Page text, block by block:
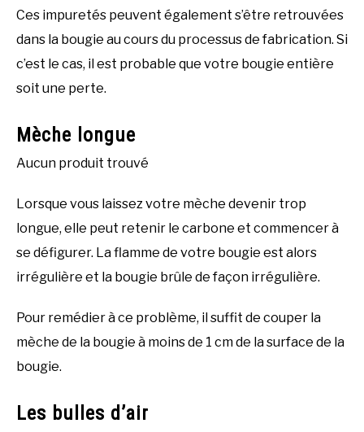
Ces impuretés peuvent également s’être retrouvées
dans la bougie au cours du processus de fabrication. Si
c’est le cas, il est probable que votre bougie entière
soit une perte.
Mèche longue
Aucun produit trouvé
Lorsque vous laissez votre mèche devenir trop
longue, elle peut retenir le carbone et commencer à
se défigurer. La flamme de votre bougie est alors
irrégulière et la bougie brûle de façon irrégulière.
Pour remédier à ce problème, il suffit de couper la
mèche de la bougie à moins de 1 cm de la surface de la
bougie.
Les bulles d’air